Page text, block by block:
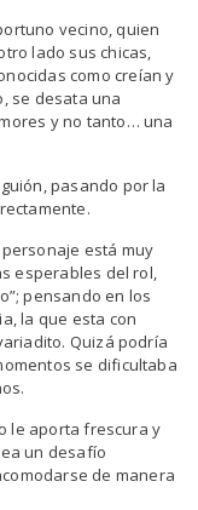
vecino, quien
lado sus chicas,
como creían y
se desata una
y no tanto… una
pasando por la
está muy
esperables del rol,
pensando en los
la que esta con
Quizá podría
se dificultaba
le aporta frescura y
un desafío
de manera